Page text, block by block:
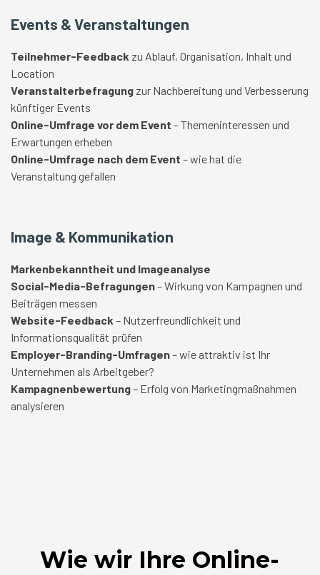
Events & Veranstaltungen
Teilnehmer-Feedback zu Ablauf, Organisation, Inhalt und
Location
Veranstalterbefragung zur Nachbereitung und Verbesserung
künftiger Events
Online-Umfrage vor dem Event – Themeninteressen und
Erwartungen erheben
Online-Umfrage nach dem Event – wie hat die
Veranstaltung gefallen
Image & Kommunikation
Markenbekanntheit und Imageanalyse
Social-Media-Befragungen– Wirkung von Kampagnen und
Beiträgen messen
Website-Feedback – Nutzerfreundlichkeit und
Informationsqualität prüfen
Employer-Branding-Umfragen– wie attraktiv ist Ihr
Unternehmen als Arbeitgeber?
Kampagnenbewertung– Erfolg von Marketingmaßnahmen
analysieren
Wie wir Ihre Online-